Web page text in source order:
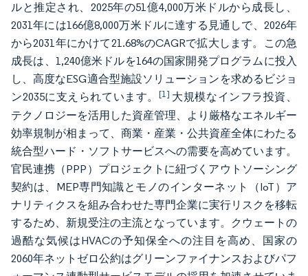
ルと推定され、2025年の51億4,000万米ドルから成長し、
2031年には166億8,000万米ドルに達する見通しで、2026年
から2031年にかけて21.68%のCAGRで拡大します。この急
成長は、1,240億米ドルを164の国家開発プログラムに投入
し、高度なESG適合型施設ソリューションを求めるビジョ
ン2035に支えられています。 [1] 大規模なインフラ投資、
テクノロジーを活用した資産管理、より厳格なエネルギー
効率規制が相まって、商業・産業・公共資産全体にわたる
統合型ハード・ソフトサービスへの需要を高めています。
官民連携（PPP）プロジェクトに紐づくアウトソーシング
契約は、MEP専門知識とモノのインターネット（IoT）ア
ナリティクスを組み合わせた専門企業に実行リスクを移転
するため、新規受注の主流となっています。クウェートの
過酷な気候はHVACの予知保全への注目を高め、国家の
2060年ネットゼロ公約はグリーンファイナンスおよびパフ